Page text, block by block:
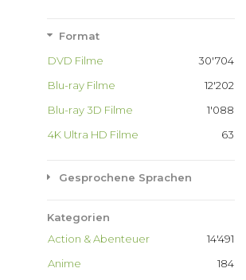
Format
30'704
DVD Filme
12'202
Blu-ray Filme
1'088
Blu-ray 3D Filme
63
4K Ultra HD Filme
Gesprochene Sprachen
Kategorien
14'491
Action & Abenteuer
184
Anime